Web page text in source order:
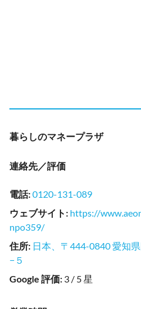
暮らしのマネープラザ
連絡先／評価
電話:0120-131-089
ウェブサイト : https://
npo359/
住所: 日本、〒444-0840 愛知
−５
Google 評価: 3 / 5 星